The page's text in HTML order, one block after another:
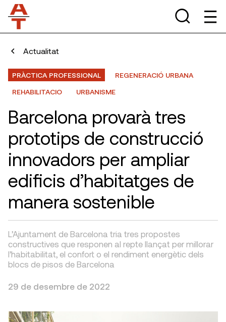
Actualitat
PRÀCTICA PROFESSIONAL
REGENERACIÓ URBANA
REHABILITACIO
URBANISME
Barcelona provarà tres
prototips de construcció
innovadors per ampliar
edificis d’habitatges de
manera sostenible
L’Ajuntament de Barcelona tria tres propostes
constructives que responen al repte llançat per millorar
l’habitabilitat, el confort o el rendiment energètic dels
blocs de pisos de Barcelona
29 de desembre de 2022